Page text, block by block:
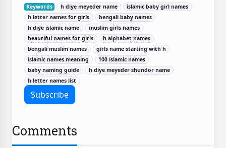
Keywords h diye meyeder name
islamic baby girl names
h letter names for girls
bengali baby names
h diye islamic name
muslim girls names
beautiful names for girls
h alphabet names
bengali muslim names
girls name starting with h
islamic names meaning
100 islamic names
baby naming guide
h diye meyeder shundor name
h letter names list
Comments